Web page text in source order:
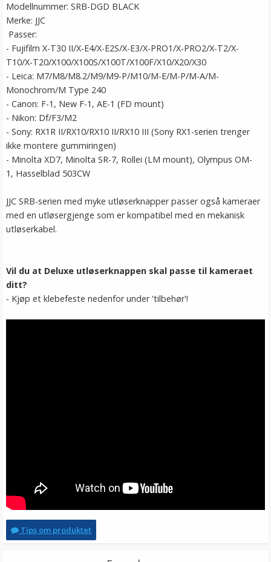
Modellnummer: SRB-DGD BLACK
Merke: JJC
Passer:
- Fujifilm X-T30 II/X-E4/X-E2S/X-E3/X-PRO1/X-PRO2/X-T2/X-
T10/X-T20/X100/X100S/X100T/X100F/X10/X20/X30
- Leica: M7/M8/M8.2/M9/M9-P/M10/M-E/M-P/M-A/M-
Monochrom/M Type 240
- Canon: F-1, New F-1, AE-1 (FD mount)
- Nikon: Df/F3/M2
- Sony: RX1R II/RX10/RX10 II/RX10 III (Sony RX1-serien trenger
ikke montere gummiringen)
- Minolta XD7, Minolta SR-7, Rollei (LM mount), Olympus OM-
1, Hasselblad 503CW
JJC SRB-serien med myke utløserknapper passer også kameraer
med en utløsergjenge som er kompatibel med en mekanisk
utløserkabel.
Vil du at Deluxe utløserknappen skal passe til kameraet
ditt?
- Kjøp et klebefeste nedenfor under 'tilbehør'!
Tips om produktet